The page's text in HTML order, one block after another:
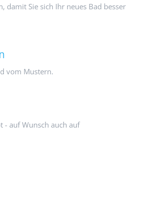
damit Sie sich Ihr neues Bad besser
vom Mustern.
- auf Wunsch auch auf